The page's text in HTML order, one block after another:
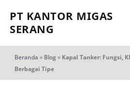
PT KANTOR MIGAS
SERANG
Beranda » Blog» Kapal Tanker: Fungsi,
Berbagai Tipe